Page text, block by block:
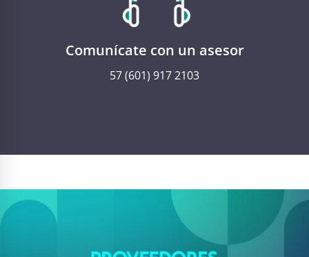
Comunícate con un asesor
57 (601) 917 2103